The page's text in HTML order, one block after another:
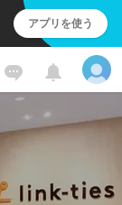
アプリを使う